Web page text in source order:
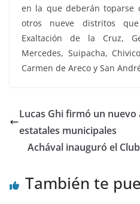
en la que deberán toparse
otros nueve distritos
Exaltación de la Cruz,
Mercedes, Suipacha,
Carmen de Areco y San
Lucas Ghi firmó un
estatales municipales
Achával inauguró el
También te